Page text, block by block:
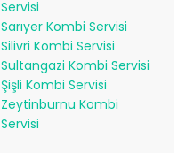
Servisi
Sarıyer Kombi Servisi
Silivri Kombi Servisi
Sultangazi Kombi Servisi
Şişli Kombi Servisi
Zeytinburnu Kombi
Servisi